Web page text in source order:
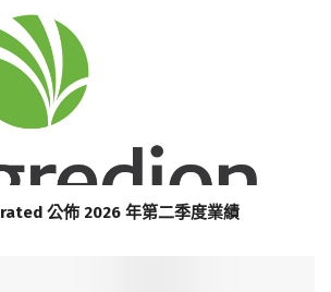
公佈 2026 年第二季度業績